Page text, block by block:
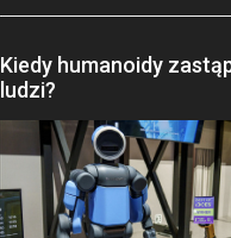
Kiedy humanoidy
ludzi?